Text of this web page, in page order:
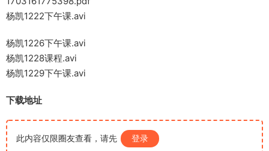
杨凯1222下午课.avi
杨凯1226下午课.avi
杨凯1228课程.avi
杨凯1229下午课.avi
下载地址
此内容仅限圈友查看，请先 登录